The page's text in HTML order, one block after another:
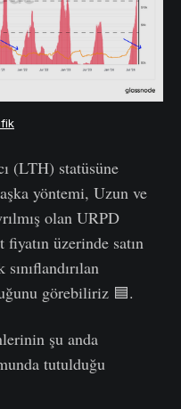
(LTH) statüsüne
yöntemi, Uzun ve
olan URPD
üzerinde satın
görebiliriz 🟦.
şu anda
tutulduğu